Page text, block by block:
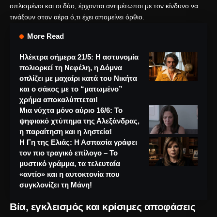
οπλισμένοι και οι δύο, έρχονται αντιμέτωποι με τον κίνδυνο να
τινάξουν στον αέρα ό,τι έχει απομείνει όρθιο.
More Read
Ηλέκτρα σήμερα 21/5: Η αστυνομία
πολιορκεί τη Νεφέλη, η Δόμνα
οπλίζει με μαχαίρι κατά του Νικήτα
και ο σάκος με το “ματωμένο”
χρήμα αποκαλύπτεται!
Μια νύχτα μόνο αύριο 16/6: Το
ψηφιακό χτύπημα της Αλεξάνδρας,
η παραίτηση και η ληστεία!
Η Γη της Ελιάς: Η Ασπασία γράφει
τον πιο τραγικό επίλογο – Το
μυστικό γράμμα, τα τελευταία
«αντίο» και η αυτοκτονία που
συγκλονίζει τη Μάνη!
Βία, εγκλεισμός και κρίσιμες αποφάσεις